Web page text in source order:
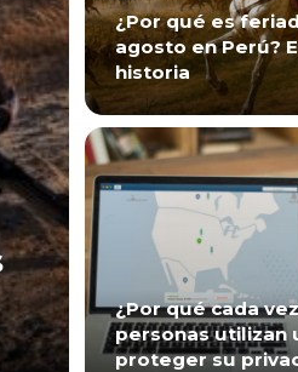
¿Por qué es
agosto en Perú?
historia
¿Por qué cada
personas utilizan
proteger su